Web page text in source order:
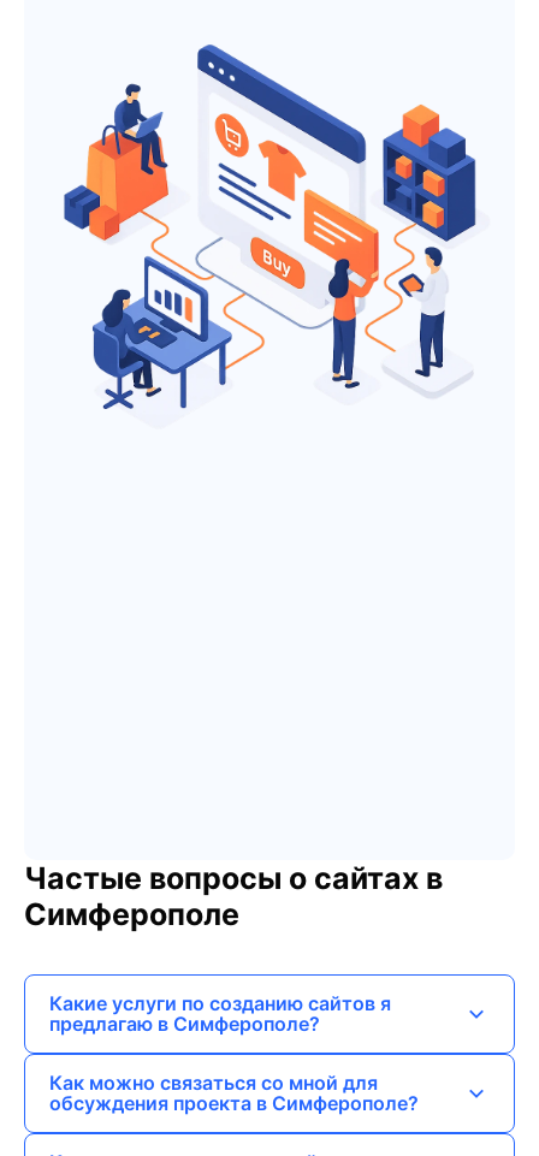
Частые вопросы о сайтах в
Симферополе
Какие услуги по созданию сайтов я
предлагаю в Симферополе?
сайтов-визиток, корпоративных сайтов,
Как можно связаться со мной для
обсуждения проекта в Симферополе?